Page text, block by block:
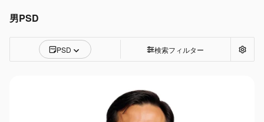
男PSD
PSD 検索フィルター